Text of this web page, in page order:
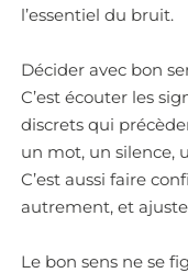
l’essentiel du bruit.
Décider avec bon
C’est écouter les
discrets qui
un mot, un silence,
C’est aussi faire
autrement, et
Le bon sens ne se